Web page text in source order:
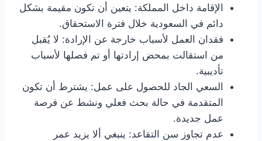
الإقامة داخل المملكة: يتعين أن تكون مقيمة بشكل
دائم في السعودية خلال فترة الاستحقاق.
فقدان العمل لأسباب خارجة عن الإرادة: لا يُقبل
من استقالت بمحض إرادتها أو تم فصلها لأسباب
تأديبية.
السعي الجاد للحصول على عمل: يشترط أن تكون
المتقدمة في حالة بحث فعلي ونشط عن فرصة
عمل جديدة.
عدم تجاوز سن التقاعد: ينبغي ألا يزيد عمر